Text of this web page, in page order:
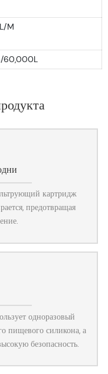
M
60,000L
картридж
предотвращая
одноразовый
пищевого силикона, а
безопасность.